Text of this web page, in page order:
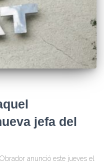
jefa del
anunció este jueves el